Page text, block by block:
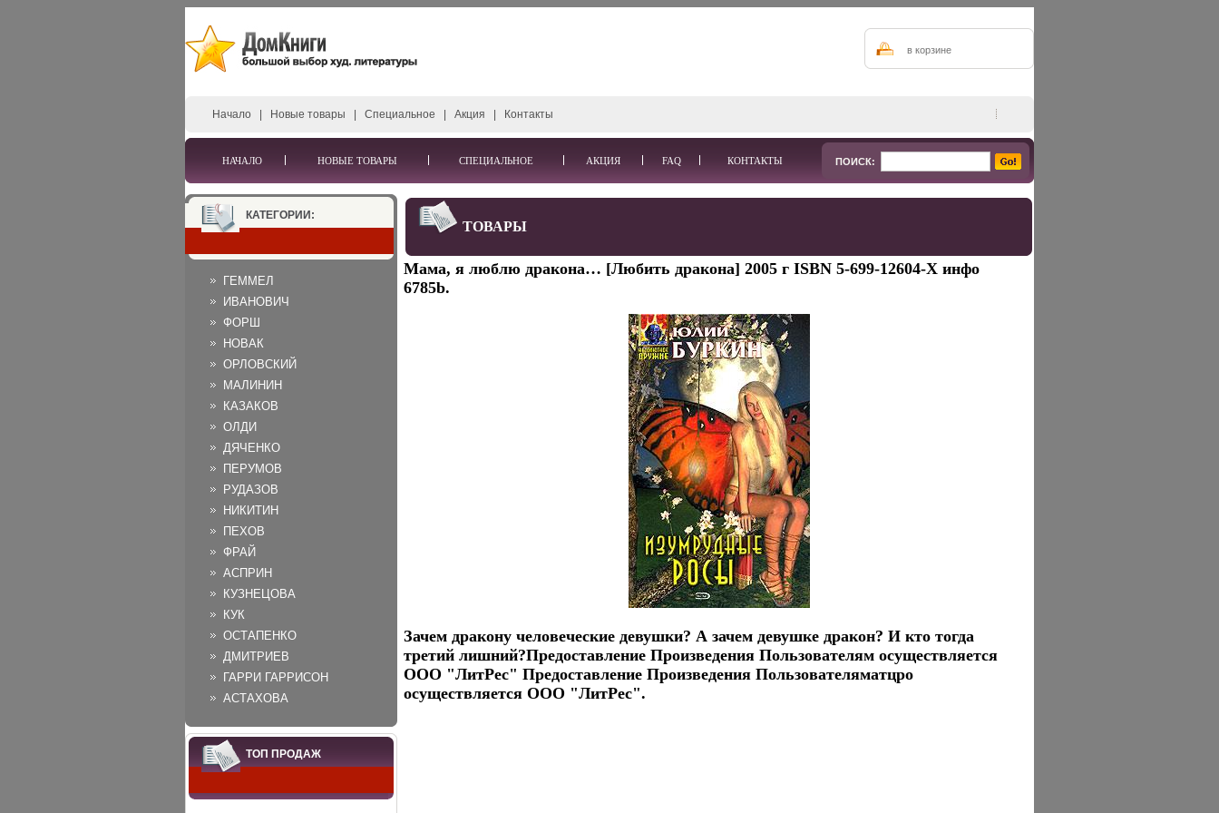
в корзине
Начало Новые товары Специальное Акция Контакты
НАЧАЛО НОВЫЕ ТОВАРЫ СПЕЦИАЛЬНОЕ АКЦИЯ FAQ КОНТАКТЫ ПОИСК:
КАТЕГОРИИ:
ГЕММЕЛ
ИВАНОВИЧ
ФОРШ
НОВАК
ОРЛОВСКИЙ
МАЛИНИН
КАЗАКОВ
ОЛДИ
ДЯЧЕНКО
ПЕРУМОВ
РУДАЗОВ
НИКИТИН
ПЕХОВ
ФРАЙ
АСПРИН
КУЗНЕЦОВА
КУК
ОСТАПЕНКО
ДМИТРИЕВ
ГАРРИ ГАРРИСОН
АСТАХОВА
ТОП ПРОДАЖ
ТОВАРЫ
Мама, я люблю дракона… [Любить дракона] 2005 г ISBN 5-699-12604-X инфо
6785b.
Зачем дракону человеческие девушки? А зачем девушке дракон? И кто тогда
третий лишний?Предоставление Произведения Пользователям осуществляется
ООО "ЛитРес" Предоставление Произведения Пользователяматцро
осуществляется ООО "ЛитРес".